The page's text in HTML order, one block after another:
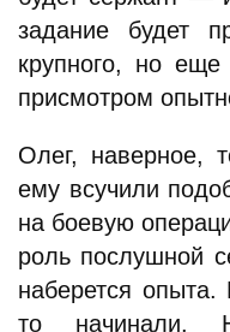
задание будет
крупного, но еще
присмотром
Олег, наверное,
ему всучили
на боевую
роль послушной
наберется опыта.
то начинали.